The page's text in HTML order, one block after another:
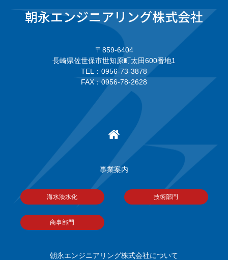
朝永エンジニアリング株式会社
〒859-6404
長崎県佐世保市世知原町太田600番地1
TEL：0956-73-3878
FAX：0956-78-2628
事業案内
海水淡水化 技術部門
商事部門
朝永エンジニアリング株式会社について